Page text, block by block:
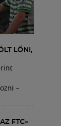
LŐNI,
–
FTC–